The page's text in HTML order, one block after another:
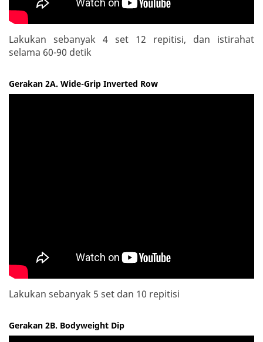
Lakukan sebanyak 4 set 12 repitisi, dan istirahat
selama 60-90 detik
Gerakan 2A. Wide-Grip Inverted Row
Lakukan sebanyak 5 set dan 10 repitisi
Gerakan 2B. Bodyweight Dip